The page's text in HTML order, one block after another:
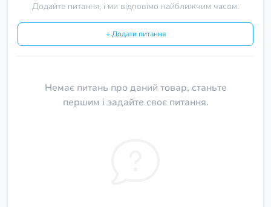
Додайте питання, і ми відповімо найближчим часом.
+ Додати питання
Немає питань про даний товар, станьте
першим і задайте своє питання.